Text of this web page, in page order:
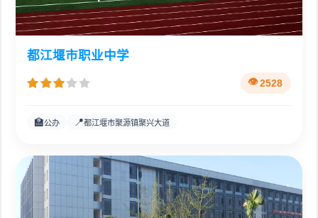
都江堰市职业中学
2528
🏫公办 📍都江堰市聚源镇聚兴大道